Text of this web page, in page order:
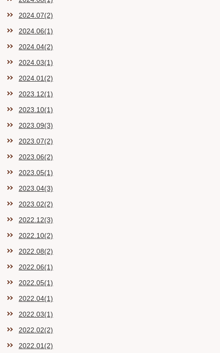
2024.07(2)
2024.06(1)
2024.04(2)
2024.03(1)
2024.01(2)
2023.12(1)
2023.10(1)
2023.09(3)
2023.07(2)
2023.06(2)
2023.05(1)
2023.04(3)
2023.02(2)
2022.12(3)
2022.10(2)
2022.08(2)
2022.06(1)
2022.05(1)
2022.04(1)
2022.03(1)
2022.02(2)
2022.01(2)